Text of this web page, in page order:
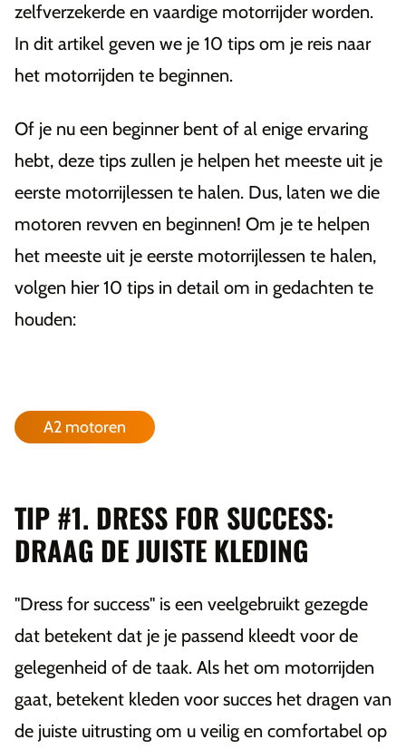
zelfverzekerde en vaardige motorrijder worden.
In dit artikel geven we je 10 tips om je reis naar
het motorrijden te beginnen.
Of je nu een beginner bent of al enige ervaring
hebt, deze tips zullen je helpen het meeste uit je
eerste motorrijlessen te halen. Dus, laten we die
motoren revven en beginnen! Om je te helpen
het meeste uit je eerste motorrijlessen te halen,
volgen hier 10 tips in detail om in gedachten te
houden:
A2 motoren
TIP #1. DRESS FOR SUCCESS:
DRAAG DE JUISTE KLEDING
"Dress for success" is een veelgebruikt gezegde
dat betekent dat je je passend kleedt voor de
gelegenheid of de taak. Als het om motorrijden
gaat, betekent kleden voor succes het dragen van
de juiste uitrusting om u veilig en comfortabel op